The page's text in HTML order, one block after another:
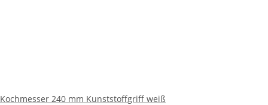
Kochmesser 240 mm Kunststoffgriff weiß